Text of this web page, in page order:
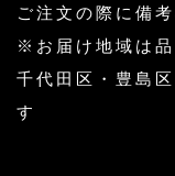
ご注文の際に備
※お届け地域は品
千代田区・豊島
す